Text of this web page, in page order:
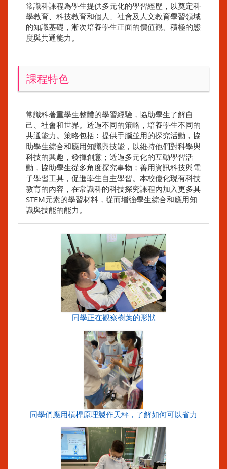
常識科課程為學生提供多元化的學習經歷，以奠定科
學教育、科技教育和個人、社會及人文教育學習領域
的知識基礎，漸次培養學生正面的價值觀、積極的態
度與共通能力。
課程特色
常識科著重學生整體的學習經驗，協助學生了解自
己、社會和世界。透過不同的策略，培養學生不同的
共通能力。策略包括︰提供手腦並用的探究活動，協
助學生綜合和應用知識與技能，以維持他們對科學與
科技的興趣，發揮創意；透過多元化的互動學習活
動，協助學生從多角度探究事物；善用資訊科技與電
子學習工具，促進學生自主學習。本校優化現有科技
教育的內容，在常識科的科技探究課程內加入更多具
STEM元素的學習材料，從而增強學生綜合和應用知
識與技能的能力。
同學正在觀察樹葉的形狀
同學們應用槓桿原理製作天秤，了解如何可以省力